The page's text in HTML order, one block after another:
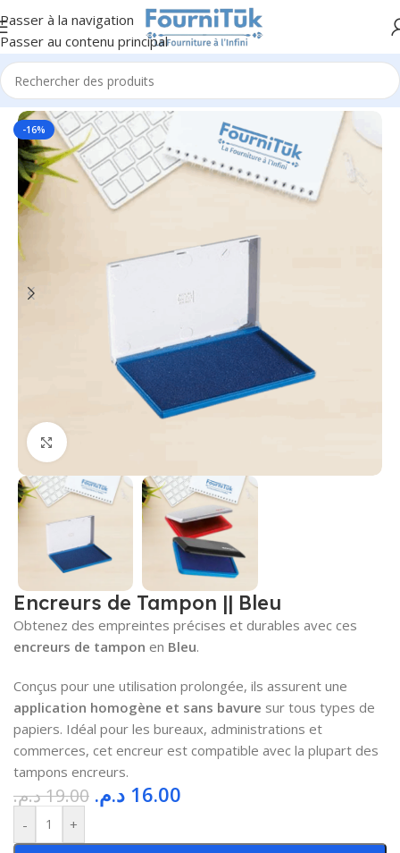
Passer à la navigation
Passer au contenu principal
Accueil/Fourniture de Bureau/Petite Fourniture
-16%
Cliquez pour agrandir
Encreurs de Tampon || Bleu
Obtenez des empreintes précises et durables avec ces
encreurs de tampon en Bleu.
Conçus pour une utilisation prolongée, ils assurent une
application homogène et sans bavure sur tous types de
papiers. Idéal pour les bureaux, administrations et
commerces, cet encreur est compatible avec la plupart des
tampons encreurs.
19.00د.م. 16.00 د.م.
- +